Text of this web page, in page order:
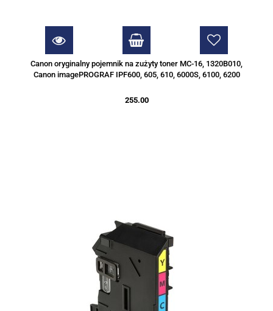
Canon oryginalny pojemnik na zużyty toner MC-16, 1320B010,
Canon imagePROGRAF IPF600, 605, 610, 6000S, 6100, 6200
255.00